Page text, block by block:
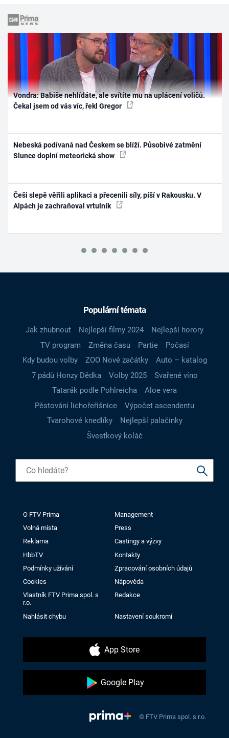
Vondra: Babiše nehlídáte, ale svítíte mu na uplácení voličů.
Čekal jsem od vás víc, řekl Gregor
Nebeská podívaná nad Českem se blíží. Působivé zatmění
Slunce doplní meteorická show
Češi slepě věřili aplikaci a přecenili síly, píší v Rakousku. V
Alpách je zachraňoval vrtulník
Populární témata
Jak zhubnout Nejlepší filmy 2024
Nejlepší horory
TV program
Změna času Partie
Počasí
Kdy budou volby
ZOO Nové začátky
Auto – katalog
7 pádů Honzy Dědka
Volby 2025
Svařené víno
Tatarák podle Pohlreicha
Aloe vera
Pěstování lichořeřišnice
Výpočet ascendentu
Tvarohové knedlíky
Nejlepší palačinky
Švestkový koláč
O FTV Prima
Management
Volná místa
Press
Reklama
Castingy a výzvy
HbbTV
Kontakty
Podmínky užívání
Zpracování osobních údajů
Cookies
Nápověda
Vlastník FTV Prima spol. s
r.o.
Redakce
Nahlásit chybu Nastavení soukromí
App Store
Google Play
© FTV Prima spol. s r.o.